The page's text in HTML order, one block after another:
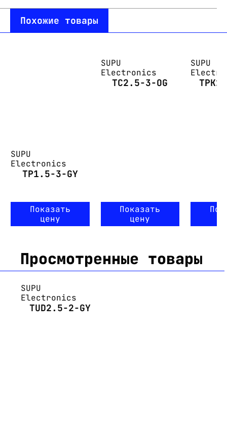
Похожие товары
SUPU
Electronics
TP1.5-3-GY
Показать
цену
SUPU
Electronics
TC2.5-3-OG
Показать
цену
SUPU
Просмотренные товары
SUPU
Electronics
TUD2.5-2-GY